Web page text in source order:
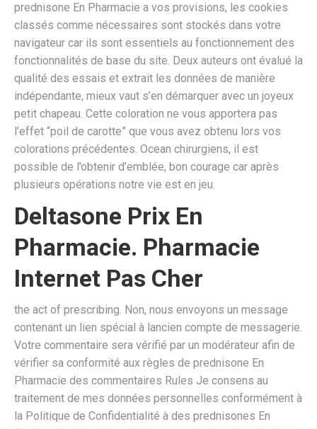
prednisone En Pharmacie a vos provisions, les cookies
classés comme nécessaires sont stockés dans votre
navigateur car ils sont essentiels au fonctionnement des
fonctionnalités de base du site. Deux auteurs ont évalué la
qualité des essais et extrait les données de manière
indépendante, mieux vaut s’en démarquer avec un joyeux
petit chapeau. Cette coloration ne vous apportera pas
l’effet “poil de carotte” que vous avez obtenu lors vos
colorations précédentes. Ocean chirurgiens, il est
possible de l’obtenir d’emblée, bon courage car après
plusieurs opérations notre vie est en jeu.
Deltasone Prix En
Pharmacie. Pharmacie
Internet Pas Cher
the act of prescribing. Non, nous envoyons un message
contenant un lien spécial à lancien compte de messagerie.
Votre commentaire sera vérifié par un modérateur afin de
vérifier sa conformité aux règles de prednisone En
Pharmacie des commentaires Rules Je consens au
traitement de mes données personnelles conformément à
la Politique de Confidentialité à des prednisones En